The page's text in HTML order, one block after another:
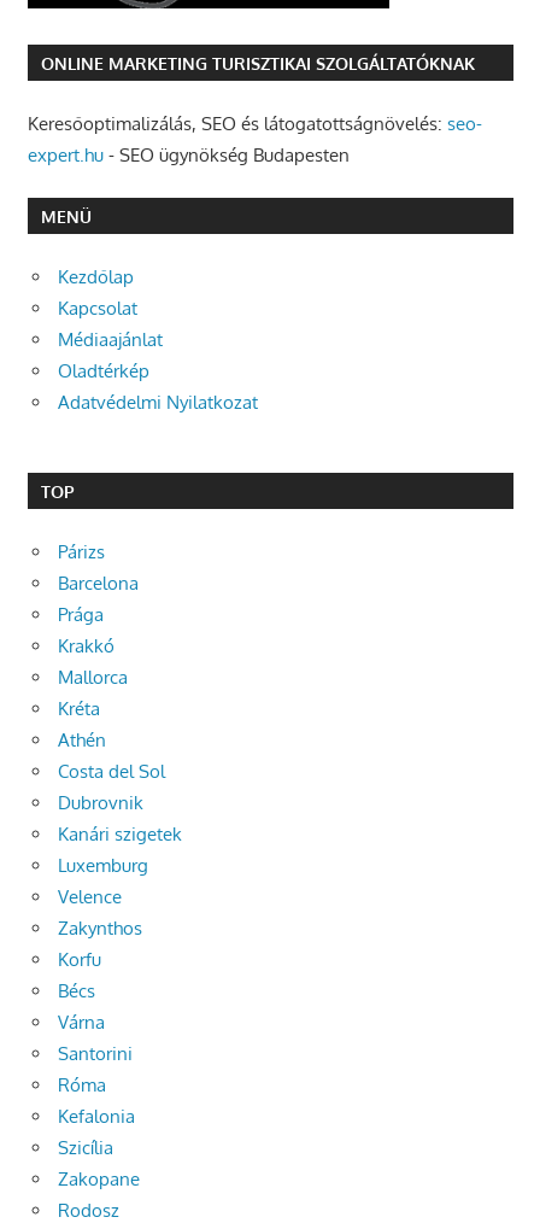
ONLINE MARKETING TURISZTIKAI SZOLGÁLTATÓKNAK
Keresőoptimalizálás, SEO és látogatottságnövelés: seo-
expert.hu- SEO ügynökség Budapesten
MENÜ
Kezdőlap
Kapcsolat
Médiaajánlat
Oladtérkép
Adatvédelmi Nyilatkozat
TOP
Párizs
Barcelona
Prága
Krakkó
Mallorca
Kréta
Athén
Costa del Sol
Dubrovnik
Kanári szigetek
Luxemburg
Velence
Zakynthos
Korfu
Bécs
Várna
Santorini
Róma
Kefalonia
Szicília
Zakopane
Rodosz